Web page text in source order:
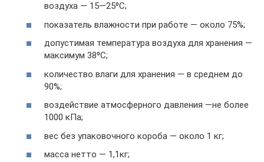
воздуха ― 15—25⁰C;
показатель влажности при работе ― около 75%;
допустимая температура воздуха для хранения ―
максимум 38⁰C;
количество влаги для хранения ― в среднем до
90%;
воздействие атмосферного давления ―не более
1000 кПа;
вес без упаковочного короба ― около 1 кг;
масса нетто ― 1,1кг;